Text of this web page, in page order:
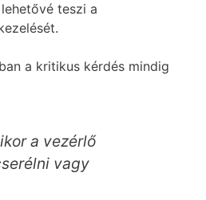
teszi a
a kritikus kérdés mindig
a vezérlő
vagy